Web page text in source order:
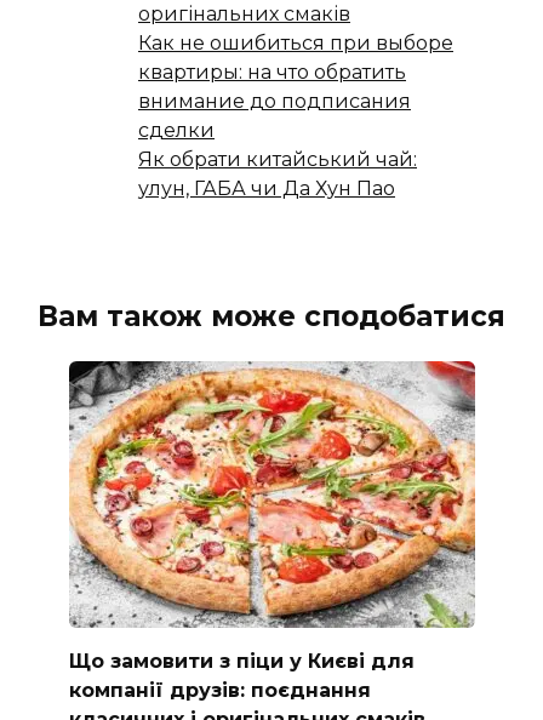
оригінальних смаків
Как не ошибиться при выборе
квартиры: на что обратить
внимание до подписания
сделки
Як обрати китайський чай:
улун, ГАБА чи Да Хун Пао
Вам також може сподобатися
Що замовити з піци у Києві для
компанії друзів: поєднання